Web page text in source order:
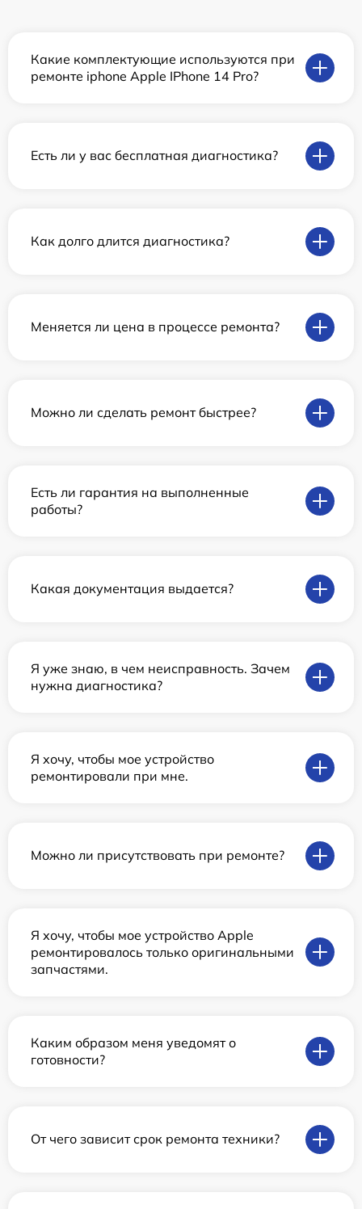
Какие комплектующие используются при
ремонте iphone Apple IPhone 14 Pro?
Есть ли у вас бесплатная диагностика?
Как долго длится диагностика?
Меняется ли цена в процессе ремонта?
Можно ли сделать ремонт быстрее?
Есть ли гарантия на выполненные
работы?
Какая документация выдается?
Я уже знаю, в чем неисправность. Зачем
нужна диагностика?
Я хочу, чтобы мое устройство
ремонтировали при мне.
Можно ли присутствовать при ремонте?
Я хочу, чтобы мое устройство Apple
ремонтировалось только оригинальными
запчастями.
Каким образом меня уведомят о
готовности?
От чего зависит срок ремонта техники?